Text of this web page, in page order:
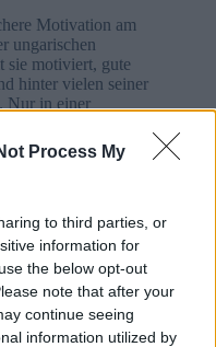
Process My
to third parties, or
information for
the below opt-out
note that after your
continue seeing
information utilized by
Motivation am
ungarischen
sie motiviert, gute
hinter vielen seiner
Nur in einer
wurden niedrigere
am
zur
verstärken den